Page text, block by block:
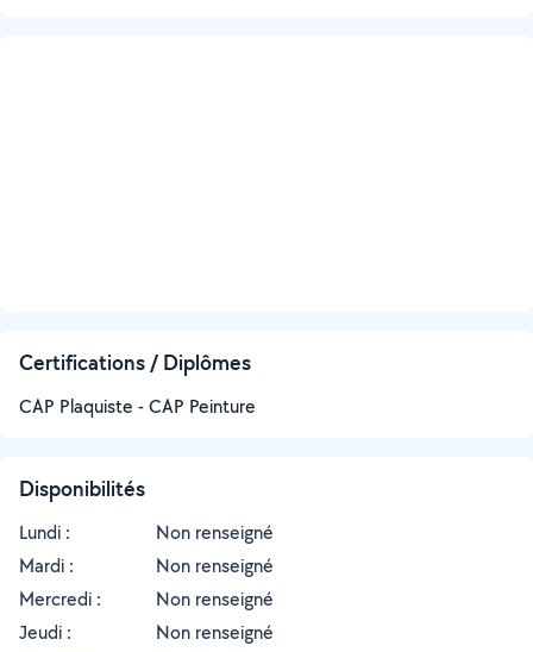
Certifications / Diplômes
CAP Plaquiste - CAP Peinture
Disponibilités
Lundi :
Non renseigné
Mardi :
Non renseigné
Mercredi :
Non renseigné
Jeudi :
Non renseigné